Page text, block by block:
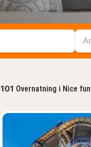
101 Overnatning i Nice